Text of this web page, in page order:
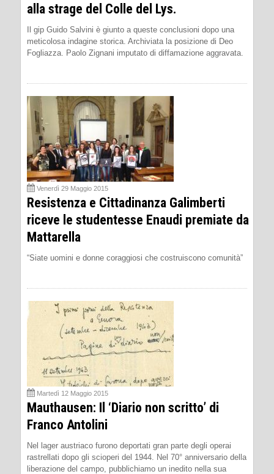
alla strage del Colle del Lys.
Il gip Guido Salvini è giunto a queste conclusioni dopo una
meticolosa indagine storica. Archiviata la posizione di Deo
Fogliazza. Paolo Zignani imputato di diffamazione aggravata.
Venerdì 29 Maggio 2015
Resistenza e Cittadinanza Galimberti
riceve le studentesse Enaudi premiate da
Mattarella
“Siate uomini e donne coraggiosi che costruiscono comunità”
Martedì 12 Maggio 2015
Mauthausen: Il ‘Diario non scritto’ di
Franco Antolini
Nel lager austriaco furono deportati gran parte degli operai
rastrellati dopo gli scioperi del 1944. Nel 70° anniversario della
liberazione del campo, pubblichiamo un inedito nella sua